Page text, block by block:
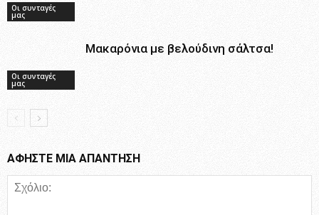
Οι συνταγές
μας
Οι συνταγές
μας
Μακαρόνια με βελούδινη σάλτσα!
ΑΦΗΣΤΕ ΜΙΑ ΑΠΑΝΤΗΣΗ